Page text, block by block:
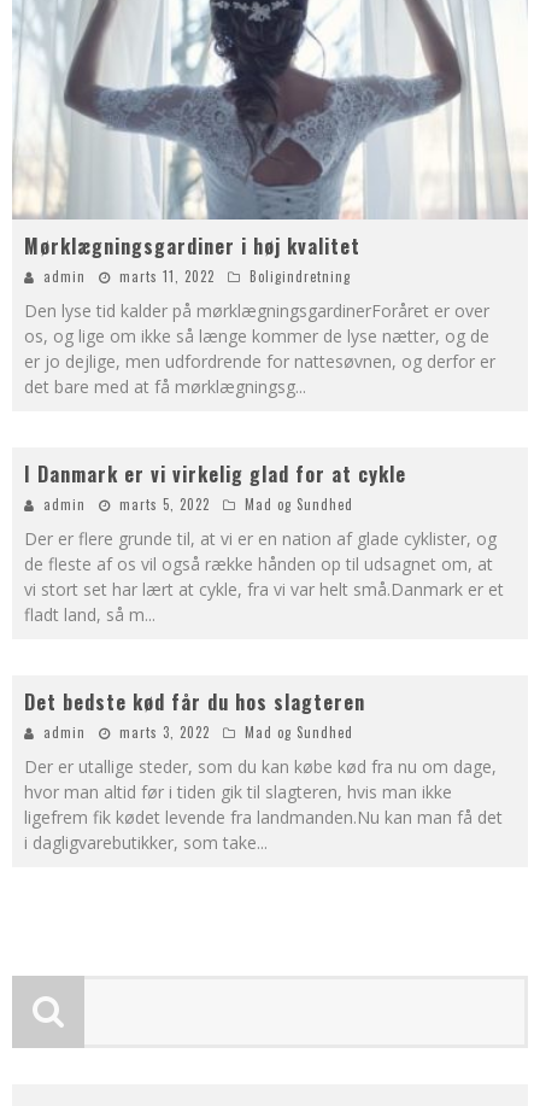
Mørklægningsgardiner i høj kvalitet
admin marts 11, 2022 Boligindretning
Den lyse tid kalder på mørklægningsgardinerForåret er over
os, og lige om ikke så længe kommer de lyse nætter, og de
er jo dejlige, men udfordrende for nattesøvnen, og derfor er
det bare med at få mørklægningsg...
I Danmark er vi virkelig glad for at cykle
admin marts 5, 2022 Mad og Sundhed
Der er flere grunde til, at vi er en nation af glade cyklister, og
de fleste af os vil også række hånden op til udsagnet om, at
vi stort set har lært at cykle, fra vi var helt små.Danmark er et
fladt land, så m...
Det bedste kød får du hos slagteren
admin marts 3, 2022 Mad og Sundhed
Der er utallige steder, som du kan købe kød fra nu om dage,
hvor man altid før i tiden gik til slagteren, hvis man ikke
ligefrem fik kødet levende fra landmanden.Nu kan man få det
i dagligvarebutikker, som take...